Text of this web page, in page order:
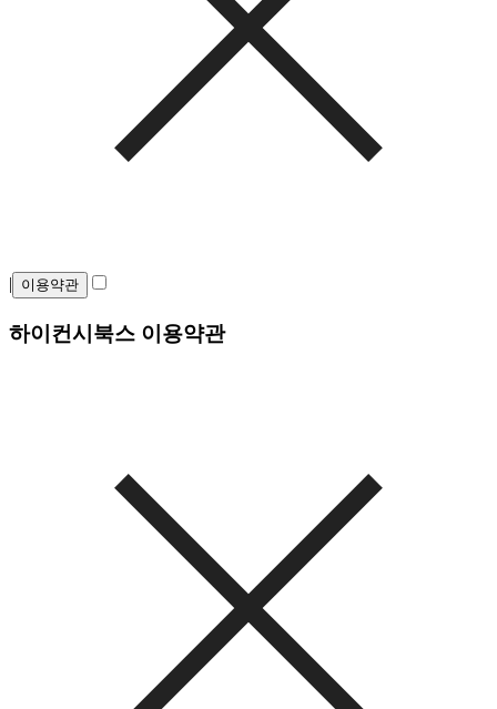
| 이용약관
하이컨시북스 이용약관